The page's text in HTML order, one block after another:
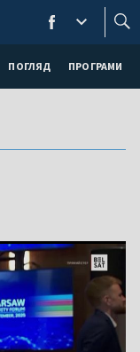
ПОГЛЯД ПРОГРАМИ